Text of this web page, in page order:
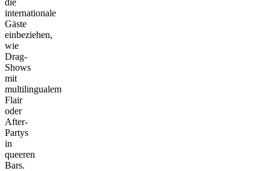
internationale
Gäste
einbeziehen,
wie
Drag-
Shows
mit
multilingualem
Flair
oder
After-
Partys
in
queeren
Bars.